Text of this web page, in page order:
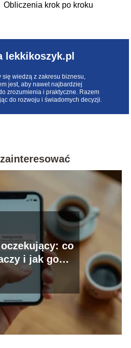
Obliczenia krok po kroku
lekkikoszyk.pl
wiedzą z zakresu biznesu,
jest, aby nawet najbardziej
zrozumienia i praktyczne. Razem
do rozwoju i świadomych decyzji.
co
i jak go